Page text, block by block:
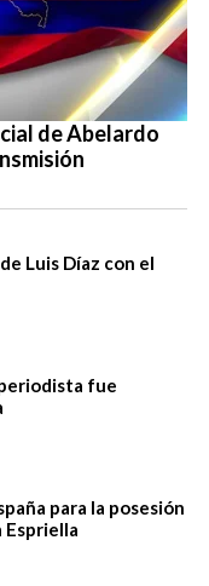
de Abelardo
Luis Díaz con el
fue
para la posesión
Espriella